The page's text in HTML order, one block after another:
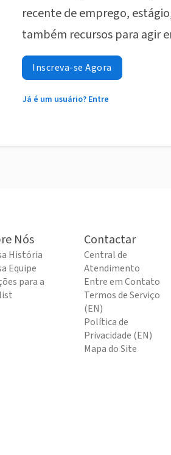
recente de emprego,
também recursos para agir
Inscreva-se Agora
Já é um usuário? Entre
Nós
História
Equipe
para a
Contactar
Central de
Atendimento
Entre em Contato
Termos de Serviço
(EN)
Política de
Privacidade (EN)
Mapa do Site